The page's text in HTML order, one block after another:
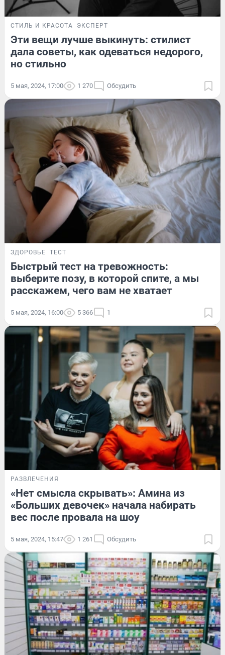
СТИЛЬ И КРАСОТА ЭКСПЕРТ
Эти вещи лучше выкинуть: стилист
дала советы, как одеваться недорого,
но стильно
5 мая, 2024, 17:00 1 270 Обсудить
ЗДОРОВЬЕ ТЕСТ
Быстрый тест на тревожность:
выберите позу, в которой спите, а мы
расскажем, чего вам не хватает
5 мая, 2024, 16:00 5 366 1
РАЗВЛЕЧЕНИЯ
«Нет смысла скрывать»: Амина из
«Больших девочек» начала набирать
вес после провала на шоу
5 мая, 2024, 15:47 1 261 Обсудить